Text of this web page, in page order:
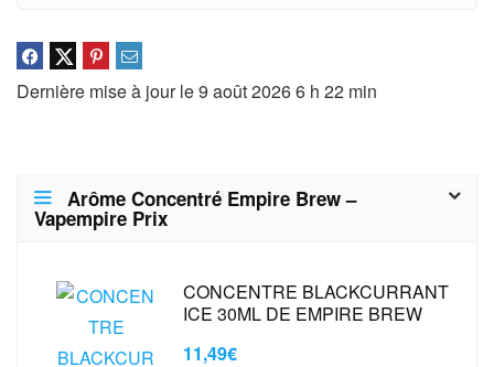
Dernière mise à jour le 9 août 2026 6 h 22 min
Arôme Concentré Empire Brew –
Vapempire Prix
CONCENTRE BLACKCURRANT
ICE 30ML DE EMPIRE BREW
11,49€